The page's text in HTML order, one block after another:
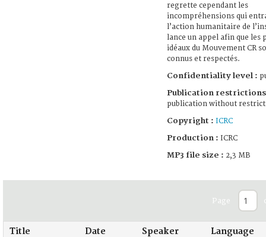
regrette cependant les
incompréhensions qui
l’action humanitaire de
lance un appel afin que les
idéaux du Mouvement CR
connus et respectés.
Confidentiality level :
Publication
publication without
Copyright : ICRC
Production : ICRC
MP3 file size : 2,3 MB
Page
Title Date Speaker Language